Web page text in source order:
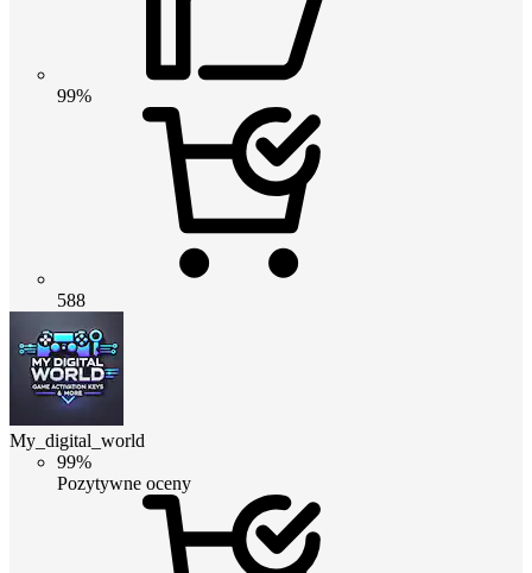
99%
588
My_digital_world
99%
Pozytywne oceny